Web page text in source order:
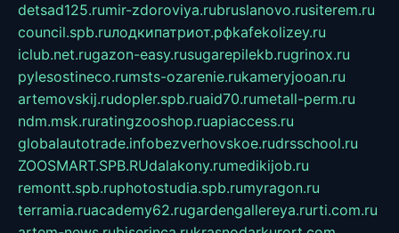
detsad125.rumir-zdoroviya.rubruslanovo.rusiterem.ru
council.spb.ruлодкипатриот.рфkafekolizey.ru
iclub.net.rugazon-easy.rusugarepilekb.rugrinox.ru
pylesostineco.rumsts-ozarenie.rukameryjooan.ru
artemovskij.rudopler.spb.ruaid70.rumetall-perm.ru
ndm.msk.ruratingzooshop.ruapiaccess.ru
globalautotrade.infobezverhovskoe.rudrsschool.ru
ZOOSMART.SPB.RUdalakony.rumedikijob.ru
remontt.spb.ruphotostudia.spb.rumyragon.ru
terramia.ruacademy62.rugardengallereya.rurti.com.ru